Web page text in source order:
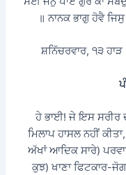
॥ ਨਾਨਕ ਭਾਗੁ ਹੋਵੈ
ਸ਼ਨਿੱਚਰਵਾਰ, ੧੩
ਹੇ ਭਾਈ! ਜੇ ਇਸ ਸਰੀਰ
ਮਿਲਾਪ ਹਾਸਲ ਨਹੀਂ
ਅੱਖਾਂ ਆਦਿਕ ਸਾਰੇ)
ਕੁਝ) ਖਾਣਾ ਫਿਟਕਾਰ-